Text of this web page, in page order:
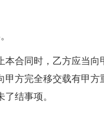
本合同时，乙方应当
甲方完全移交载有甲
结事项。